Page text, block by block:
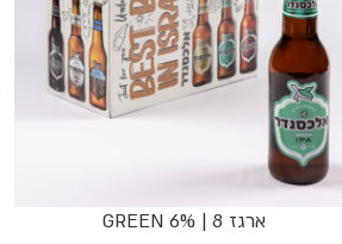
ארגז 8 | GREEN 6%